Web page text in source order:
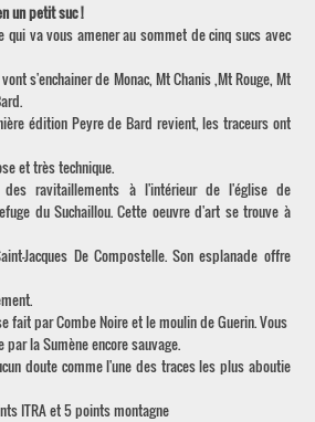
un petit suc !
qui va vous amener au sommet de cinq sucs avec
s'enchainer de Monac, Mt Chanis ,Mt Rouge, Mt
édition Peyre de Bard revient, les traceurs ont
et très technique.
ravitaillements à l'intérieur de l'église de
du Suchaillou. Cette oeuvre d'art se trouve à
Jacques De Compostelle. Son esplanade offre
fait par Combe Noire et le moulin de Guerin. Vous
la Sumène encore sauvage.
doute comme l'une des traces les plus aboutie
ITRA et 5 points montagne